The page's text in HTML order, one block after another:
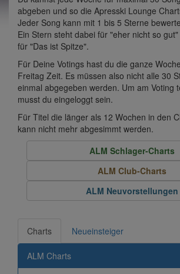
abgeben und so die Apresski Lounge
Jeder Song kann mit 1 bis 5 Sterne
Ein Stern steht dabei für "eher nicht so
für "Das ist Spitze".
Für Deine Votings hast du die ganze
Freitag Zeit. Es müssen also nicht alle 30
einmal abgegeben werden. Um am Voting
musst du eingeloggt sein.
Für Titel die länger als 12 Wochen in den
kann nicht mehr abgesimmt werden.
ALM Schlager-Charts
ALM Club-Charts
ALM Neuvorstellungen
Charts Neueinsteiger
ALM Charts